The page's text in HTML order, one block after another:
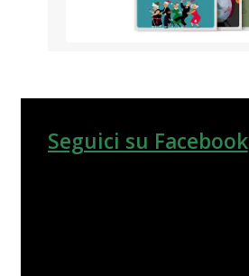
Seguici su Facebook